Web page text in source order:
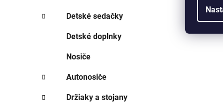
Detské sedačky
Detské doplnky
Nosiče
Autonosiče
Držiaky a stojany